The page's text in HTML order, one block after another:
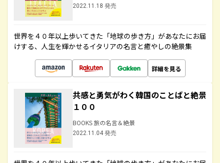
2022.11.18 発売
世界を４０年以上歩いてきた「地球の歩き方」があなたにお届
けする、人生を輝かせるイタリアの名言と癒やしの絶景集
詳細を見る
共感と勇気がわく韓国のことばと絶景
１００
BOOKS 旅の名言＆絶景
2022.11.04 発売